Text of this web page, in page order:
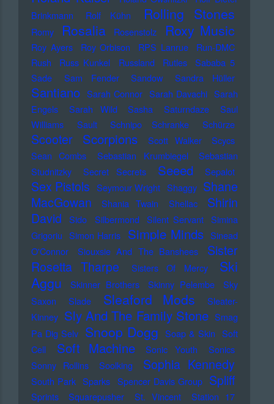
Brinkmann
Rolf Kühn Rolling Stones
Romy Rosalia Rosenstolz Roxy Music
Roy Ayers Roy Orbison RPS Lanrue
Run-DMC
Rush
Russ Kunkel Russland Rutles
Sababa 5
Sade
Sam Fender Sandow Sandra Hüller
Santiano Sarah Connor Sarah Davachi Sarah
Engels
Sarah Wild Sasha Saturndaze
Saul
Williams
Sault Schnipo Schranke Schürze
Scooter Scorpions Scott Walker
Scycs
Sean Combs
Sebastian Krumbiegel
Sebastian
Studnitzky
Secret Secrets Seeed Sepalot
Sex Pistols Seymour Wright Shaggy Shane
MacGowan
Shania Twain Shellac
Shirin
David
Sido Silbermond Silent Servant Simina
Grigoriu Simon Harris Simple Minds Sinead
O'Connor
Siouxsie And The Banshees
Sister
Rosetta Tharpe
Sisters Of Mercy
Ski
Aggu
Skinner Brothers Skinny Pelembe
Sky
Saxon
Slade Sleaford Mods
Sleater-
Kinney Sly And The Family Stone Smag
Pa Dig Selv Snoop Dogg Soap & Skin Soft
Cell
Soft Machine Sonic Youth
Sonics
Sonny Rollins
Soolking Sophia Kennedy
South Park Sparks Spencer Davis Group Spliff
Sprints Squarepusher St. Vincent
Station 17